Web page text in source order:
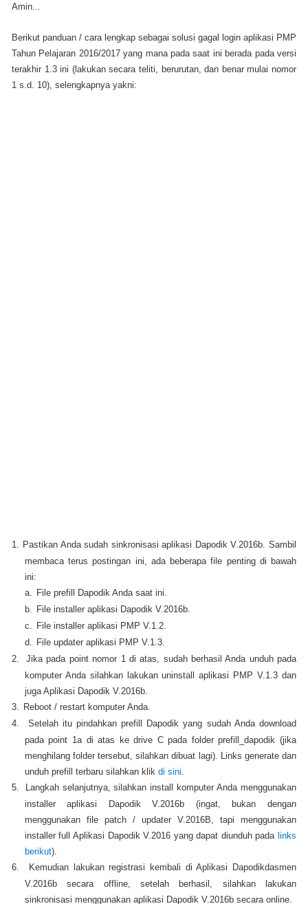
Amin...
Berikut panduan / cara lengkap sebagai solusi gagal login aplikasi PMP
Tahun Pelajaran 2016/2017 yang mana pada saat ini berada pada versi
terakhir 1.3 ini (lakukan secara teliti, berurutan, dan benar mulai nomor
1 s.d. 10), selengkapnya yakni:
1.
Pastikan Anda sudah sinkronisasi aplikasi Dapodik V.2016b. Sambil
membaca terus postingan ini, ada beberapa file penting di bawah
ini:
a.
File prefill Dapodik Anda saat ini.
b.
File installer aplikasi Dapodik V.2016b.
c.
File installer aplikasi PMP V.1.2.
d.
File updater aplikasi PMP V.1.3.
2.
Jika pada point nomor 1 di atas, sudah berhasil Anda unduh pada
komputer Anda silahkan lakukan uninstall aplikasi PMP V.1.3 dan
juga Aplikasi Dapodik V.2016b.
3.
Reboot / restart komputer Anda.
4.
Setelah itu pindahkan prefill Dapodik yang sudah Anda download
pada point 1a di atas ke drive C pada folder prefill_dapodik (jika
menghilang folder tersebut, silahkan dibuat lagi). Links generate dan
unduh prefill terbaru silahkan klik di sini
5.
Langkah selanjutnya, silahkan install komputer Anda menggunakan
installer aplikasi Dapodik V.2016b (ingat, bukan dengan
menggunakan file patch / updater V.2016B, tapi menggunakan
installer full Aplikasi Dapodik V.2016 yang dapat diunduh pada links
berikut).
6.
Kemudian lakukan registrasi kembali di Aplikasi Dapodikdasmen
V.2016b secara offline, setelah berhasil, silahkan lakukan
sinkronisasi menggunakan aplikasi Dapodik V.2016b secara online.